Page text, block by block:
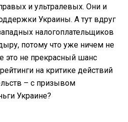
и ультралевых. Они и
Украины. А тут вдруг
налогоплательщиков
потому что уже ничем не
это не прекрасный шанс
на критике действий
– с призывом
Украине?